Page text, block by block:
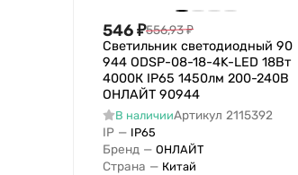
Встраиваемая длина
Подходит для организации
Подходят для аварийного
Световой выход
Светораспределение
Материал плафона /
Ударопрочность
546₽556,93₽
Светильник светодиодный 90
944 ODSP-08-18-4K-LED 18Вт
4000К IP65 1450лм 200-240В
ОНЛАЙТ 90944
В наличииАртикул 2115392
IP — IP65
Бренд — ОНЛАЙТ
Страна — Китай